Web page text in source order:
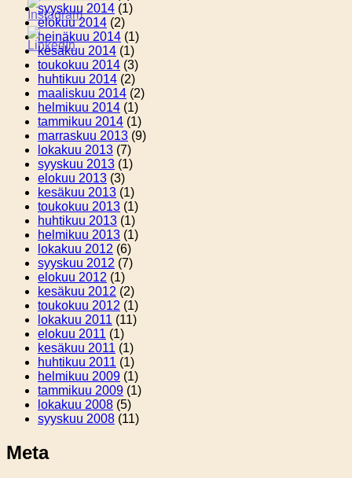
syyskuu 2014 (1)
elokuu 2014 (2)
heinäkuu 2014 (1)
kesäkuu 2014 (1)
toukokuu 2014 (3)
huhtikuu 2014 (2)
maaliskuu 2014 (2)
helmikuu 2014 (1)
tammikuu 2014 (1)
marraskuu 2013 (9)
lokakuu 2013 (7)
syyskuu 2013 (1)
elokuu 2013 (3)
kesäkuu 2013 (1)
toukokuu 2013 (1)
huhtikuu 2013 (1)
helmikuu 2013 (1)
lokakuu 2012 (6)
syyskuu 2012 (7)
elokuu 2012 (1)
kesäkuu 2012 (2)
toukokuu 2012 (1)
lokakuu 2011 (11)
elokuu 2011 (1)
kesäkuu 2011 (1)
huhtikuu 2011 (1)
helmikuu 2009 (1)
tammikuu 2009 (1)
lokakuu 2008 (5)
syyskuu 2008 (11)
Meta